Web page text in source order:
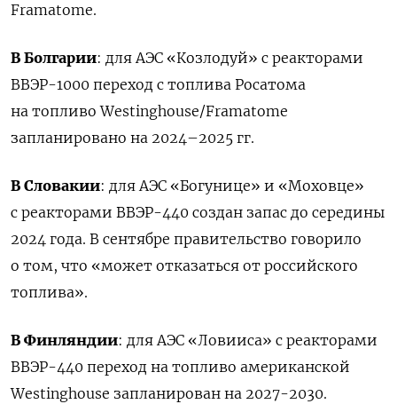
Framatome.
В Болгарии: для АЭС «Козлодуй» с реакторами
ВВЭР-1000 переход с топлива Росатома
на топливо Westinghouse/Framatome
запланировано на 2024–2025 гг.
В Словакии: для АЭС «Богунице» и «Моховце»
с реакторами ВВЭР-440 создан запас до середины
2024 года. В сентябре правительство говорило
о том, что «может отказаться от российского
топлива».
В Финляндии: для АЭС «Ловииса» с реакторами
ВВЭР-440 переход на топливо американской
Westinghouse запланирован на 2027-2030.